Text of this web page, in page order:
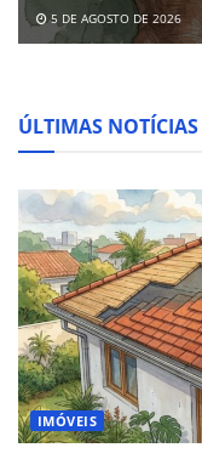
5 DE AGOSTO DE 2026
ÚLTIMAS NOTÍCIAS
IMÓVEIS